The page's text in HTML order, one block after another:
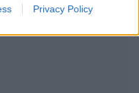
Privacy Policy